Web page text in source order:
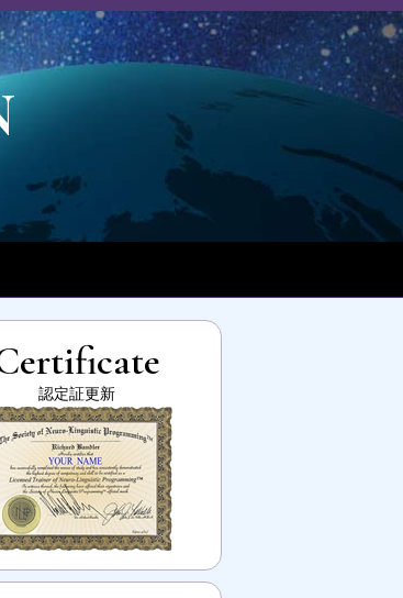
認定証更新